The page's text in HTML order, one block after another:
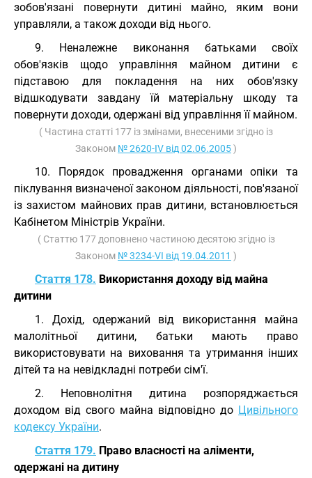
зобов'язані повернути дитині майно, яким вони
управляли, а також доходи від нього.
9. Неналежне виконання батьками своїх
обов'язків щодо управління майном дитини є
підставою для покладення на них обов'язку
відшкодувати завдану їй матеріальну шкоду та
повернути доходи, одержані від управління її майном.
( Частина статті 177 із змінами, внесеними згідно із
Законом № 2620-IV від 02.06.2005)
10. Порядок провадження органами опіки та
піклування визначеної законом діяльності, пов'язаної
із захистом майнових прав дитини, встановлюється
Кабінетом Міністрів України.
( Статтю 177 доповнено частиною десятою згідно із
Законом № 3234-VI від 19.04.2011 )
Стаття 178. Використання доходу від майна
дитини
1. Дохід, одержаний від використання майна
малолітньої дитини, батьки мають право
використовувати на виховання та утримання інших
дітей та на невідкладні потреби сім'ї.
2. Неповнолітня дитина розпоряджається
доходом від свого майна відповідно до Цивільного
кодексу України.
Стаття 179. Право власності на аліменти,
одержані на дитину